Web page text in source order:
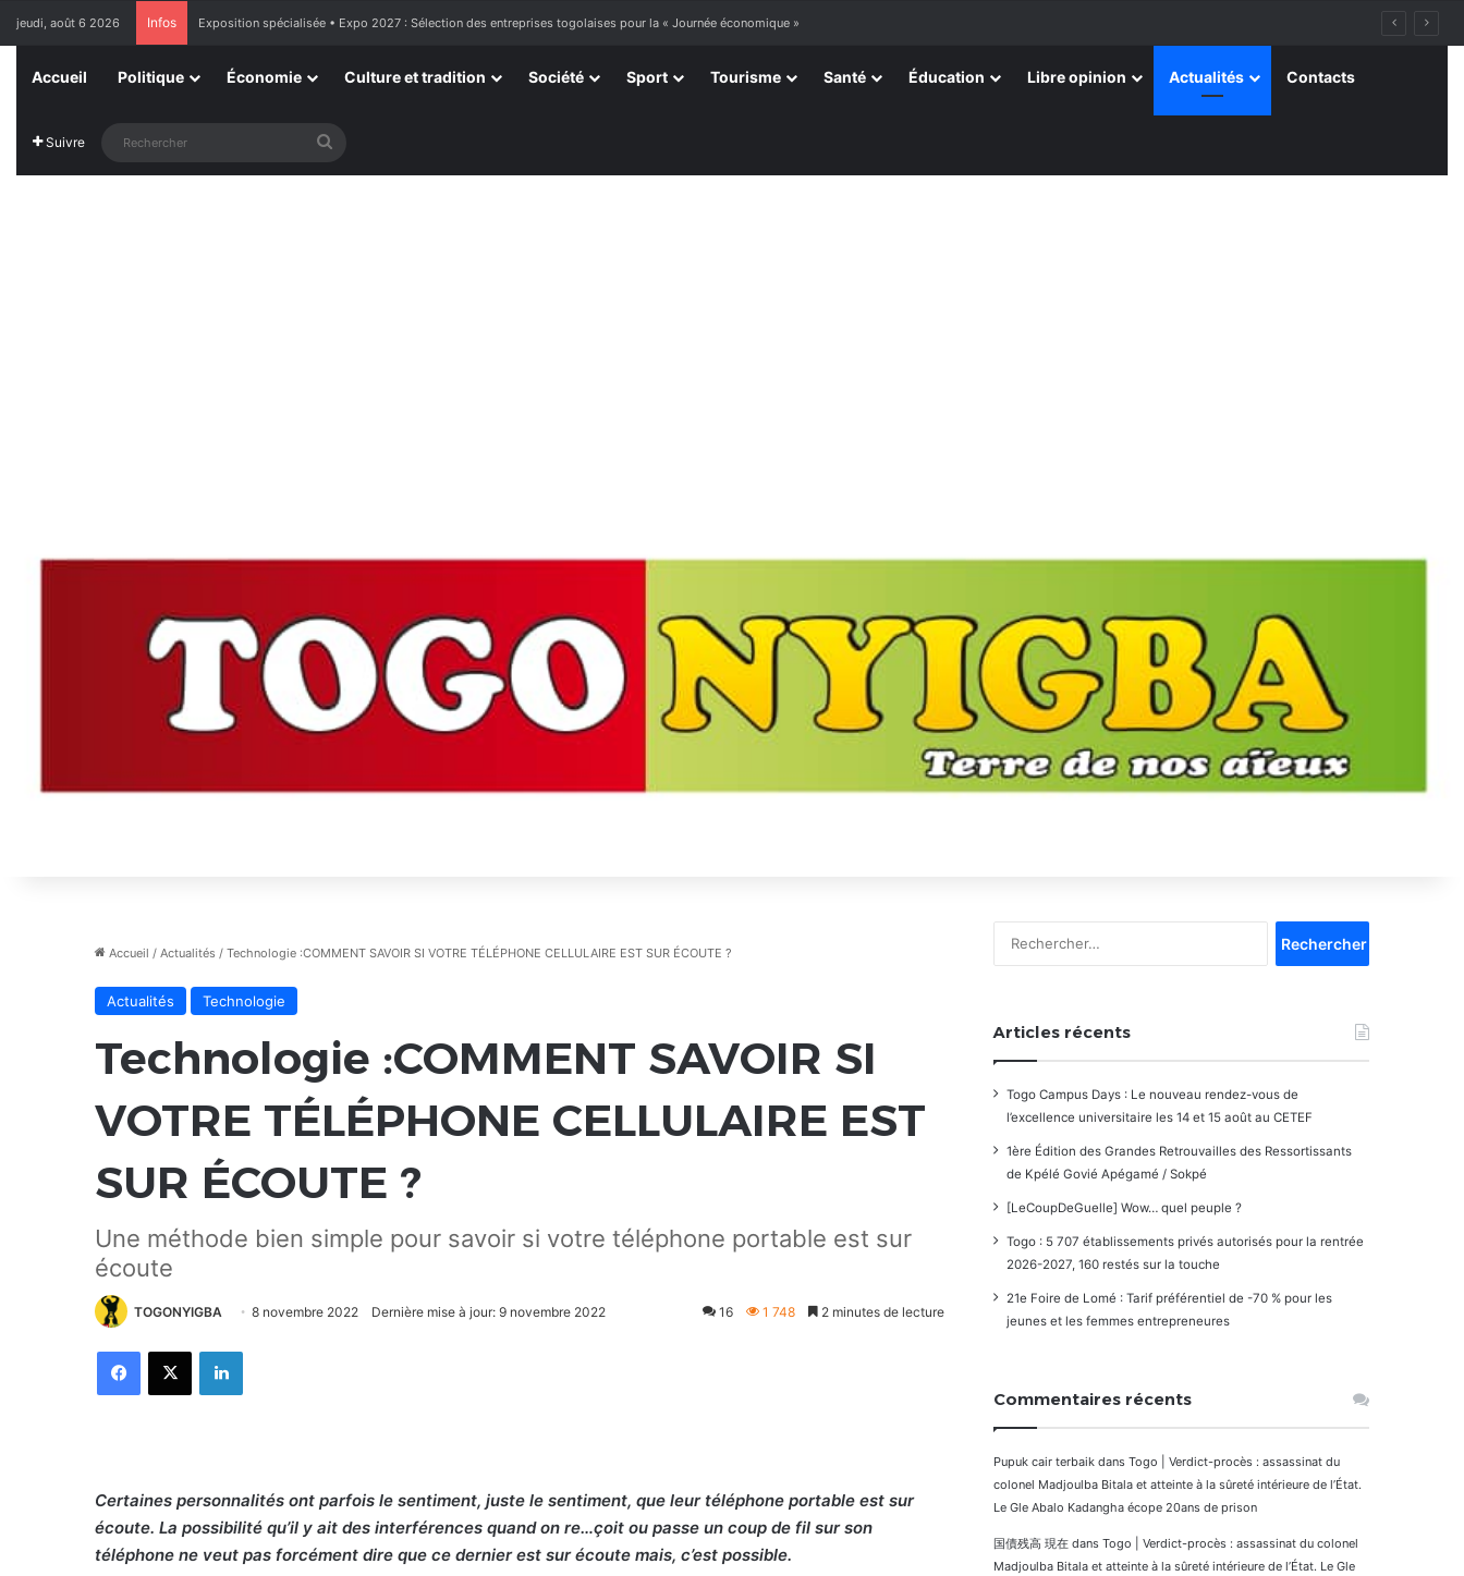
jeudi, août 6 2026 Infos Exposition spécialisée • Expo 2027 : Sélection des entreprises togolaises pour la « Journée économique »
Accueil Politique Économie Culture et tradition Société Sport Tourisme Santé Éducation Libre opinion Actualités Contacts
Suivre
Accueil / Actualités / Technologie :COMMENT SAVOIR SI VOTRE TÉLÉPHONE CELLULAIRE EST SUR ÉCOUTE ?
Actualités Technologie
Technologie :COMMENT SAVOIR SI
VOTRE TÉLÉPHONE CELLULAIRE EST
SUR ÉCOUTE ?
Une méthode bien simple pour savoir si votre téléphone portable est sur
écoute
TOGONYIGBA 8 novembre 2022 Dernière mise à jour: 9 novembre 2022 16 1 748 2 minutes de lecture
FacebookX Linkedin
Certaines personnalités ont parfois le sentiment, juste le sentiment, que leur téléphone portable est sur
écoute. La possibilité qu’il y ait des interférences quand on re…çoit ou passe un coup de fil sur son
téléphone ne veut pas forcément dire que ce dernier est sur écoute mais, c’est possible.
Articles récents
Togo Campus Days : Le nouveau rendez-vous de
l’excellence universitaire les 14 et 15 août au CETEF
1ère Édition des Grandes Retrouvailles des Ressortissants
de Kpélé Govié Apégamé / Sokpé
[LeCoupDeGuelle] Wow… quel peuple ?
Togo : 5 707 établissements privés autorisés pour la rentrée
2026-2027, 160 restés sur la touche
21e Foire de Lomé : Tarif préférentiel de -70 % pour les
jeunes et les femmes entrepreneures
Commentaires récents
Pupuk cair terbaik dans Togo | Verdict-procès : assassinat du
colonel Madjoulba Bitala et atteinte à la sûreté intérieure de l’État.
Le Gle Abalo Kadangha écope 20ans de prison
国債残高 現在 dans Togo | Verdict-procès : assassinat du colonel
Madjoulba Bitala et atteinte à la sûreté intérieure de l’État. Le Gle